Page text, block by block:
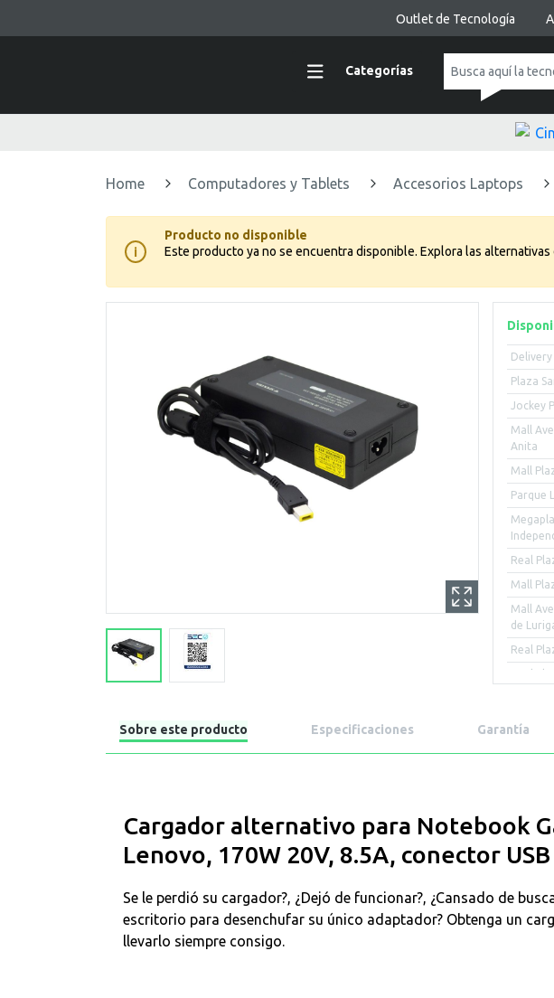
Outlet de Tecnología
Categorías
Home Computadores y Tablets Accesorios Laptops
i
Producto no disponible
Este producto ya no se encuentra disponible. Explora las alternativas
Delivery
Plaza
Jockey
Mall
Anita
Mall
Parque
Real
Mall
Mall
de
Real
Real
Mall
Real
Mall
Sobre este producto Especificaciones Garantía
Cargador alternativo para Notebook
Lenovo, 170W 20V, 8.5A, conector USB
Se le perdió su cargador?, ¿Dejó de funcionar?, ¿Cansado de
escritorio para desenchufar su único adaptador? Obtenga un
llevarlo siempre consigo.